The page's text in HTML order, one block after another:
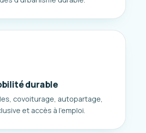
durable
covoiturage, autopartage,
et accès à l'emploi.